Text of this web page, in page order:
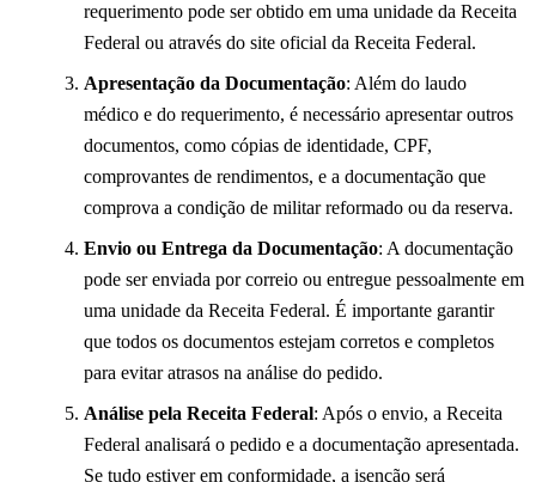
requerimento pode ser obtido em uma unidade da Receita
Federal ou através do site oficial da Receita Federal.
Apresentação da Documentação: Além do laudo
médico e do requerimento, é necessário apresentar outros
documentos, como cópias de identidade, CPF,
comprovantes de rendimentos, e a documentação que
comprova a condição de militar reformado ou da reserva.
Envio ou Entrega da Documentação: A documentação
pode ser enviada por correio ou entregue pessoalmente em
uma unidade da Receita Federal. É importante garantir
que todos os documentos estejam corretos e completos
para evitar atrasos na análise do pedido.
Análise pela Receita Federal: Após o envio, a Receita
Federal analisará o pedido e a documentação apresentada.
Se tudo estiver em conformidade, a isenção será